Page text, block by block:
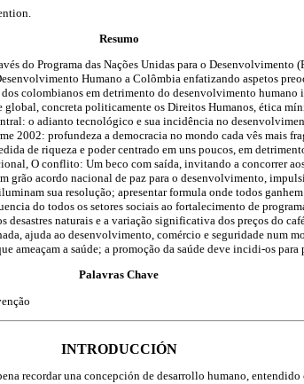
Resumo
do Programa das Nações Unidas para o Desenvolvimento
Humano a Colômbia enfatizando aspetos
colombianos em detrimento do desenvolvimento
concreta politicamente os Direitos Humanos, ética
o adianto tecnológico e sua incidência no
2002: profundeza a democracia no mondo cada vês mais
de riqueza e poder centrado em uns poucos, em
O conflito: Um beco com saída, invitando a concorrer
grão acordo nacional de paz para o desenvolvimento,
sua resolução; apresentar formula onde todos
do todos os setores sociais ao fortalecimento de
desastres naturais e a variação significativa dos preços do
ajuda ao desenvolvimento, comércio e seguridade num
ameaçam a saúde; a promoção da saúde deve incidi-os
Palavras Chave
INTRODUCCIÓN
recordar una concepción de desarrollo humano,